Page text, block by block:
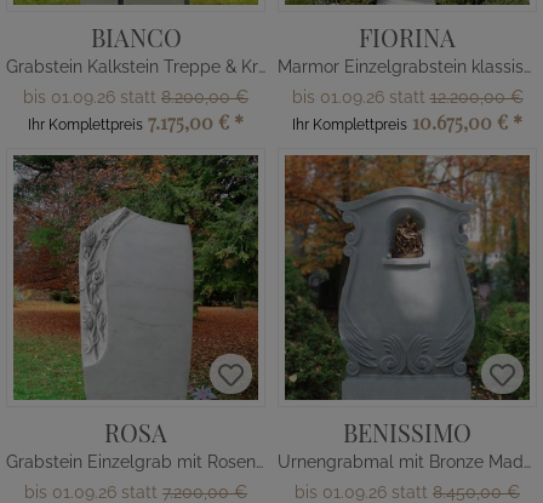
BIANCO
Grabstein Kalkstein Treppe & Kreuz
bis 01.09.26 statt 8.200,00 €
Ihr Komplettpreis 7.175,00 € *
FIORINA
Marmor Einzelgrabstein klassisch
bis 01.09.26 statt12.200,00 €
Ihr Komplettpreis 10.675,00 € *
ROSA
Grabstein Einzelgrab mit Rosenranke
bis 01.09.26 statt 7.200,00 €
BENISSIMO
Urnengrabmal mit Bronze Madonna Figur
bis 01.09.26 statt 8.450,00 €